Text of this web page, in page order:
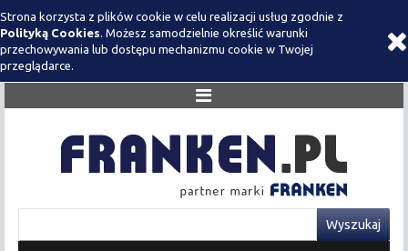
Strona korzysta z plików cookie w celu realizacji usług zgodnie z
Polityką Cookies. Możesz samodzielnie określić warunki
przechowywania lub dostępu mechanizmu cookie w Twojej
przeglądarce.